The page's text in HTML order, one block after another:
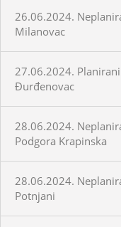
26.06.2024.
Milanovac
27.06.2024.
Đurđenovac
28.06.2024.
Podgora Krapinska
28.06.2024.
Potnjani